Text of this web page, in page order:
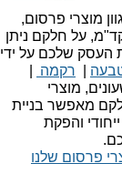
מוצרי פרסום,
על חלקם ניתן
העסק שלכם על ידי
רקמה
מוצרי
מאפשר בניית
והפקת
פרסום שלנו